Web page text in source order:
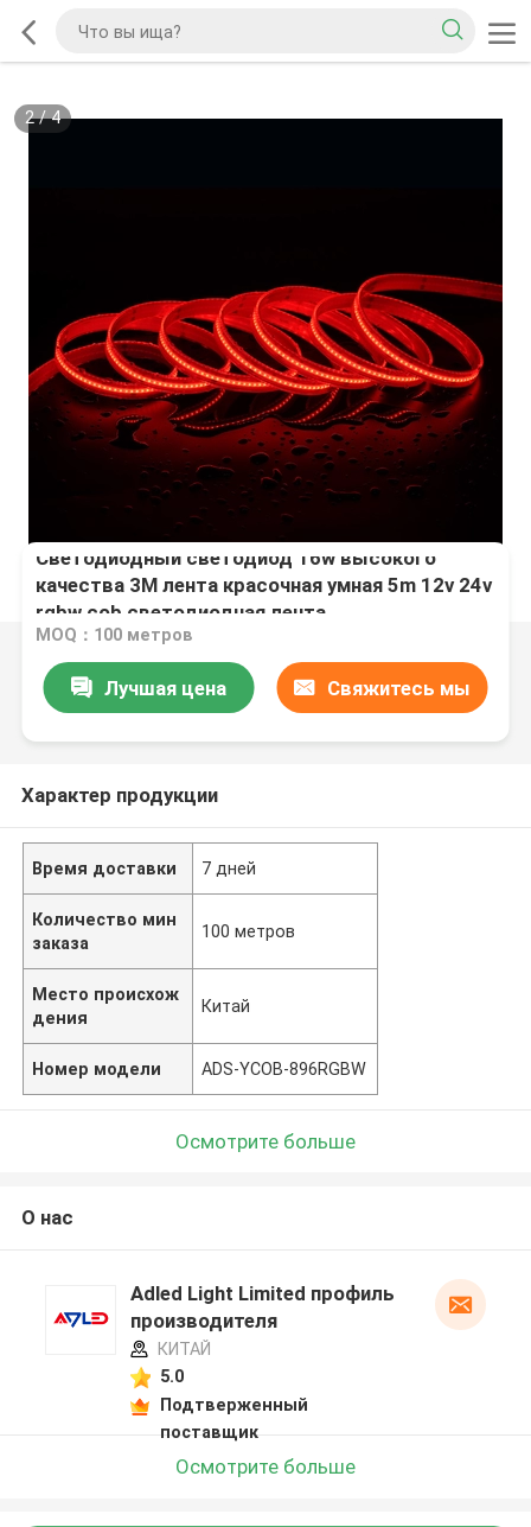
2/4
Светодиодный светодиод 16w высокого
качества 3M лента красочная умная 5m 12v 24v
rgbw cob светодиодная лента
MOQ：100 метров
Лучшая цена Свяжитесь мы
Характер продукции
Время доставки 7 дней
Количество мин
заказа
100 метров
Место происхож
дения
Китай
Номер модели ADS-YCOB-896RGBW
Осмотрите больше
О нас
Adled Light Limited профиль
производителя
КИТАЙ
5.0
Подтверженный
поставщик
Осмотрите больше